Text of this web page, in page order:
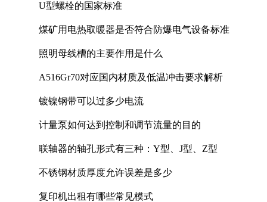
U型螺栓的国家标准
煤矿用电热取暖器是否符合防爆电气设备标准
照明母线槽的主要作用是什么
A516Gr70对应国内材质及低温冲击要求解析
镀镍钢带可以过多少电流
计量泵如何达到控制和调节流量的目的
联轴器的轴孔形式有三种：Y型、J型、Z型
不锈钢材质厚度允许误差是多少
复印机出租有哪些常见模式